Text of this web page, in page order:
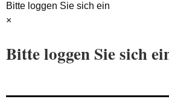
Bitte loggen Sie sich ein
×
Bitte loggen Sie sich